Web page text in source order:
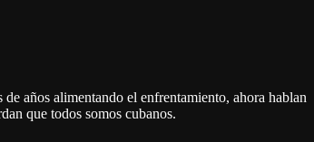
años alimentando el enfrentamiento, ahora hablan
que todos somos cubanos.